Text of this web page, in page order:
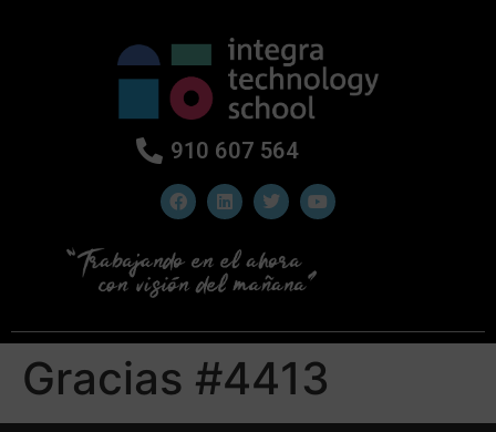
910 607 564
Gracias #4413